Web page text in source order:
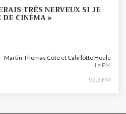
TRÈS NERVEUX SI JE
DE CINÉMA »
Martin-Thomas Côté et Cahrlotte Houle
Le PM
95.7 FM